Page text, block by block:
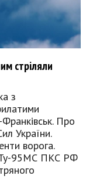
стріляли
з
Про
України.
ворога.
Ту-95МС ПКС РФ